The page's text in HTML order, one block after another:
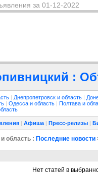
за 01-12-2022
:
| Днепропетровск и область |
| Одесса и область | Полтава и
| Афиша | Пресс-релизы |
область : Последние новости
Нет статей в